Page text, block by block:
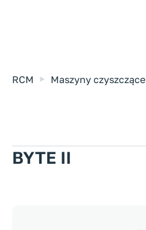
RCM Maszyny czyszczące
BYTE II